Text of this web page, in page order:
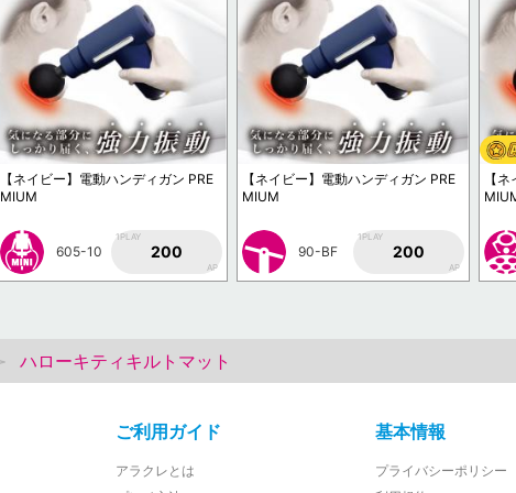
【ネイビー】電動ハンディガン PRE
MIUM
605-10
1PLAY
200
AP
【ネイビー】電動ハンディガン PRE
MIUM
90-BF
1PLAY
200
AP
【
ハローキティキルトマット
ご利用ガイド
アラクレとは
基本情報
プライバシーポリシー